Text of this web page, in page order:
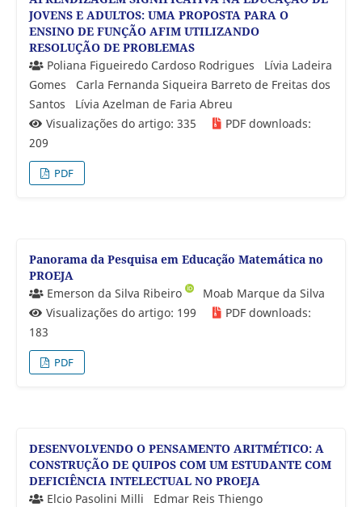
JOVENS E ADULTOS: UMA PROPOSTA PARA O
ENSINO DE FUNÇÃO AFIM UTILIZANDO
RESOLUÇÃO DE PROBLEMAS
Poliana Figueiredo Cardoso Rodrigues Lívia Ladeira
Gomes Carla Fernanda Siqueira Barreto de Freitas dos
Santos Lívia Azelman de Faria Abreu
Visualizações do artigo: 335
PDF downloads:
209
PDF
Panorama da Pesquisa em Educação Matemática no
PROEJA
Emerson da Silva Ribeiro
Moab Marque da Silva
Visualizações do artigo: 199
PDF downloads:
183
PDF
DESENVOLVENDO O PENSAMENTO ARITMÉTICO: A
CONSTRUÇÃO DE QUIPOS COM UM ESTUDANTE COM
DEFICIÊNCIA INTELECTUAL NO PROEJA
Elcio Pasolini Milli Edmar Reis Thiengo